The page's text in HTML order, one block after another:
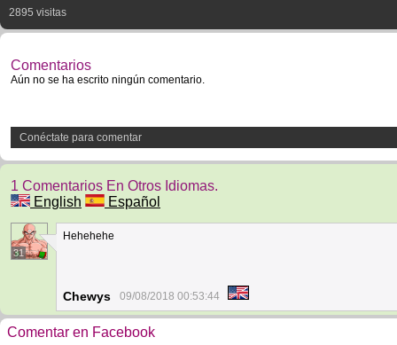
2895 visitas
Comentarios
Aún no se ha escrito ningún comentario.
Conéctate para comentar
1 Comentarios En Otros Idiomas.
English
Español
31
Hehehehe
Chewys 09/08/2018 00:53:44
Comentar en Facebook